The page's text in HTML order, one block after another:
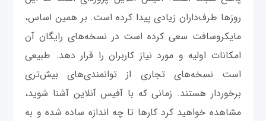
روزها طرف‌داران زیادی پیدا کرده است. بر همین اساس،
مایکروسافت سعی کرده است در نسخه‌‌های رایگان آن
امکانات اولیه و مورد نیاز کاربران را قرار دهد. طبیعی
است نسخه‌های تجاری از توانمندی‌های بیش‌تری
برخوردار هستند. زمانی‌ که با آفیس آنلاین آشنا شوید،
مشاهده خواهید کرد کارها تا چه اندازه ساده شده و به